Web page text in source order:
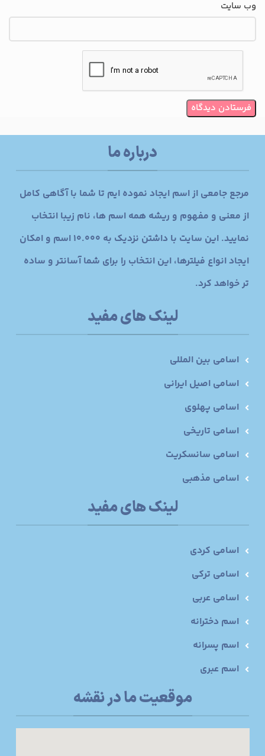
وب‌ سایت
درباره ما
مرجع جامعی از اسم ایجاد نموده ایم تا شما با آگاهی کامل
از معنی و مفهوم و ریشه همه اسم ها، نام زیبا انتخاب
نمایید. این سایت با داشتن نزدیک به 10.000 اسم و امکان
ایجاد انواع فیلترها، این انتخاب را برای شما آسانتر و ساده
تر خواهد کرد.
لینک های مفید
اسامی بین المللی
اسامی اصیل ایرانی
اسامی پهلوی
اسامی تاریخی
اسامی سانسکریت
اسامی مذهبی
لینک های مفید
اسامی کردی
اسامی ترکی
اسامی عربی
اسم دخترانه
اسم پسرانه
اسم عبری
موقعیت ما در نقشه